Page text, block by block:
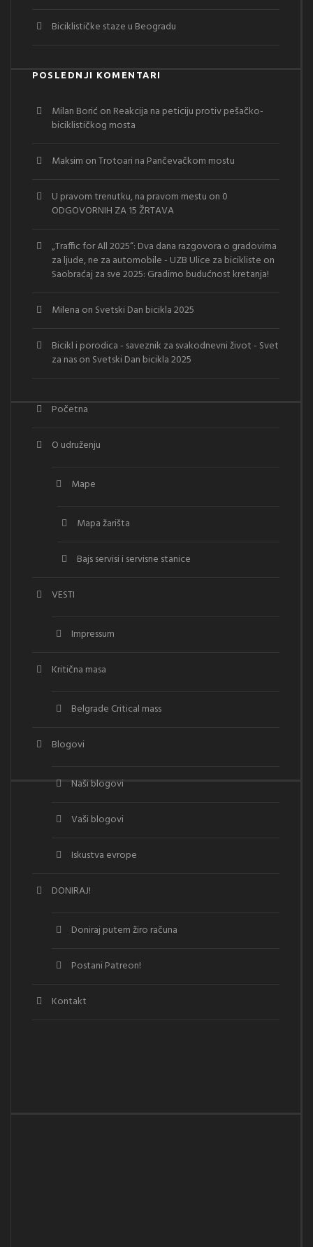
Biciklističke staze u Beogradu
POSLEDNJI KOMENTARI
Milan Borić on Reakcija na peticiju protiv pešačko-
biciklističkog mosta
Maksim onTrotoari na Pančevačkom mostu
U pravom trenutku, na pravom mestu on 0
ODGOVORNIH ZA 15 ŽRTAVA
„Traffic for All 2025“: Dva dana razgovora o gradovima
za ljude, ne za automobile - UZB Ulice za bicikliste on
Saobraćaj za sve 2025: Gradimo budućnost kretanja!
Milena on Svetski Dan bicikla 2025
Bicikl i porodica - saveznik za svakodnevni život - Svet
za nason Svetski Dan bicikla 2025
Početna
O udruženju
Mape
Mapa žarišta
Bajs servisi i servisne stanice
VESTI
Impressum
Kritična masa
Belgrade Critical mass
Blogovi
Naši blogovi
Vaši blogovi
Iskustva evrope
DONIRAJ!
Doniraj putem žiro računa
Postani Patreon!
Kontakt